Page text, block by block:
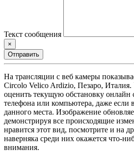
Текст сообщения
×
Отправить
На трансляции с веб камеры
Circolo Velico Ardizio, Пезаро, Италия.
оценить текущую обстановку онлайн
телефона или компьютера, даже если
данного места. Изображение
демонстрируя все происходящие
нравится этот вид, посмотрите и на
наверняка среди них окажется что-
внимания.